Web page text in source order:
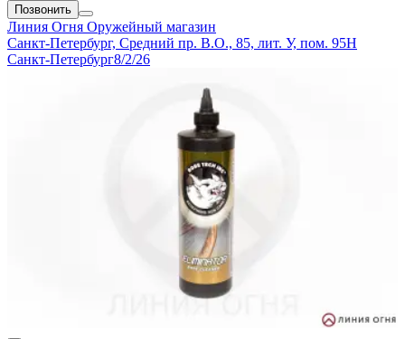
Позвонить
Линия Огня Оружейный магазин
Санкт-Петербург, Средний пр. В.О., 85, лит. У, пом. 95Н
Санкт-Петербург8/2/26